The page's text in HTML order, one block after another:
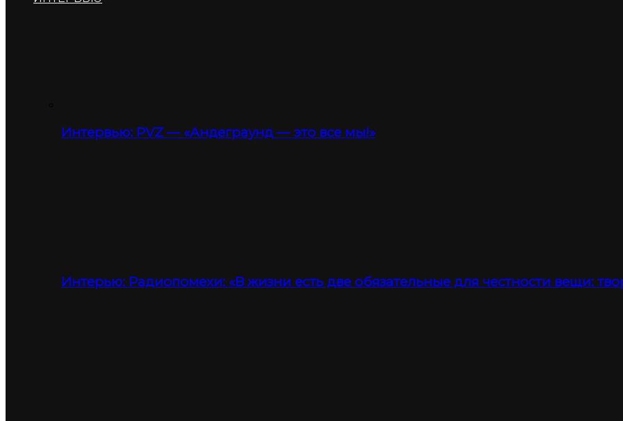
Интервью: PVZ — «Андеграунд — это все мы!»
Интерью: Радиопомехи: «В жизни есть две обязательные для честности вещи: